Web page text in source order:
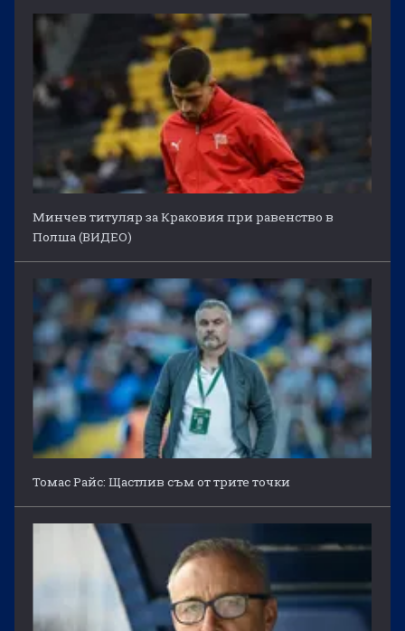
Минчев титуляр за Краковия при равенство в
Полша (ВИДЕО)
Томас Райс: Щастлив съм от трите точки